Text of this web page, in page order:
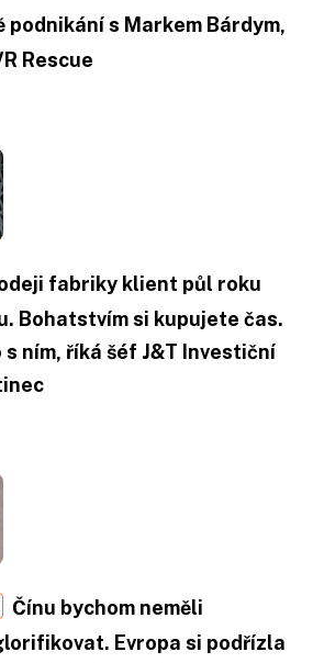
podnikání s Markem Bárdym,
Rescue
fabriky klient půl roku
Bohatstvím si kupujete čas.
s ním, říká šéf J&T Investiční
Čínu bychom neměli
Evropa si podřízla